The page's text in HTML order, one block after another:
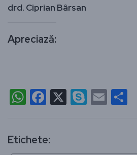
drd. Ciprian Bârsan
Apreciază:
WhatsApp
Facebook
X Skype
Email
Etichete: